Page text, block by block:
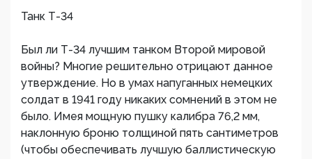
Танк Т-34
Был ли Т-34 лучшим танком Второй мировой
войны? Многие решительно отрицают данное
утверждение. Но в умах напуганных немецких
солдат в 1941 году никаких сомнений в этом не
было. Имея мощную пушку калибра 76,2 мм,
наклонную броню толщиной пять сантиметров
(чтобы обеспечивать лучшую баллистическую